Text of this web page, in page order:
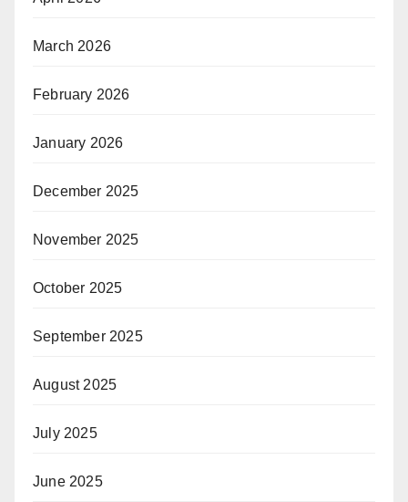
March 2026
February 2026
January 2026
December 2025
November 2025
October 2025
September 2025
August 2025
July 2025
June 2025